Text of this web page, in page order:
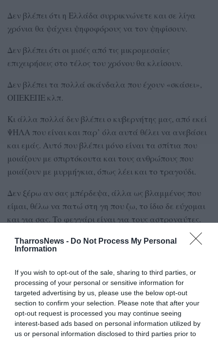
TharrosNews - Do Not Process My Personal
Information
If you wish to opt-out of the sale, sharing to third parties, or
processing of your personal or sensitive information for
targeted advertising by us, please use the below opt-out
section to confirm your selection. Please note that after your
opt-out request is processed you may continue seeing
interest-based ads based on personal information utilized by
us or personal information disclosed to third parties prior to
Δεν βλέπει ότι η Ελλάδα συρρικνώνετε και σε λίγα
χρόνια θα ψάχνει ψηφοφόρους να τον ψηφίσουν.
Δεν βλέπει ότι οι μισές από τις μικρομεσαίες
επιχειρήσεις στο τέλος του χρόνου θα κλείσουν.
Δεν βλέπει τα πολλά σκάνδαλα που έχουν «σκάσει»,
ΟΠΕΚΕΠΕ κλπ.
Κι άλλα πολλά δεν βλέπει ο κυβερνήτης μας, από εκεί
ΨΗΛΑ που είναι και παρ’ όλα αυτά θέλει να ανεβάσει
και εμάς. Αυτό που βλέπει μόνο είναι τα σπίτια που
μοιάζουν με σπιρτόκουτα και τους ανθρώπους που
μοιάζουν με μυρμήγκια, όπως λέει και το τραγούδι.
Δεν ξέρω αν σας μπέρδεψα, άλλα ως βλαμμένος που
είμαι, θέλω να πατώ στη γη που ζω, το ίδιο δε εύχομαι
και για σας. Το φεγγάρι είναι για τους αστροναύτες.
Στην επομένη ΔΕΘ, του χρόνου, ελπίζω να είμαστε
όλοι εδώ, στη γη μας.
Κλείνοντας να θυμίσω ότι, όταν είσαι πολύ ψηλά,
κάνεις άσχημο πέσιμο.
«Κι ότι σε πλήγωσε ή σε θάμπωσε/από ψηλά αν το
κοιτάξεις/ θα σου φανεί τόσο ασήμαντο/ που στη
στιγμή θα το ξεχάσεις».